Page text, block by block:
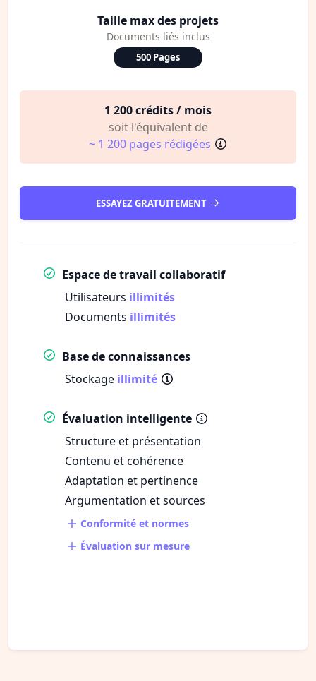
Taille max des projets
Documents liés inclus
500 Pages
1 200 crédits / mois
soit l'équivalent de
~ 1 200 pages rédigées
ESSAYEZ GRATUITEMENT
Espace de travail collaboratif
Utilisateurs illimités
Documents illimités
Base de connaissances
Stockage illimité
Évaluation intelligente
Structure et présentation
Contenu et cohérence
Adaptation et pertinence
Argumentation et sources
Conformité et normes
Évaluation sur mesure